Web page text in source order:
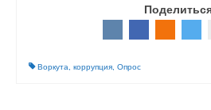
Воркута коррупция Опрос